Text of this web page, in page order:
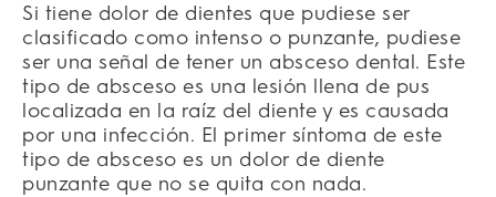
Si tiene dolor de dientes que pudiese ser
clasificado como intenso o punzante, pudiese
ser una señal de tener un absceso dental. Este
tipo de absceso es una lesión llena de pus
localizada en la raíz del diente y es causada
por una infección. El primer síntoma de este
tipo de absceso es un dolor de diente
punzante que no se quita con nada.